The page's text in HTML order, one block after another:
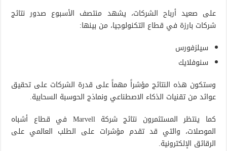
على صعيد أرباح الشركات، يشهد منتصف الأسبوع صدور نتائج
شركات بارزة في قطاع التكنولوجيا، من بينها:
سيلزفورس
سنوفلايك
وستكون هذه النتائج مؤشراً مهماً على قدرة الشركات على تحقيق
عوائد من تقنيات الذكاء الاصطناعي ونماذج الحوسبة السحابية.
كما ينتظر المستثمرون نتائج شركة Marvell في قطاع أشباه
الموصلات، والتي قد تقدم مؤشرات على الطلب العالمي على
الرقائق الإلكترونية.